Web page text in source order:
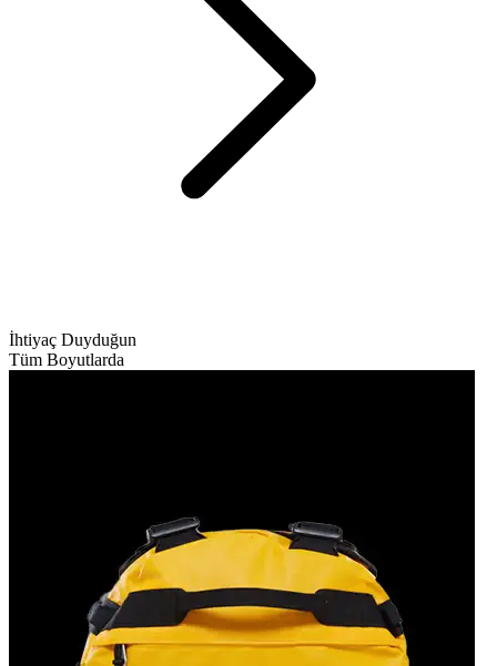
İhtiyaç Duyduğun
Tüm Boyutlarda